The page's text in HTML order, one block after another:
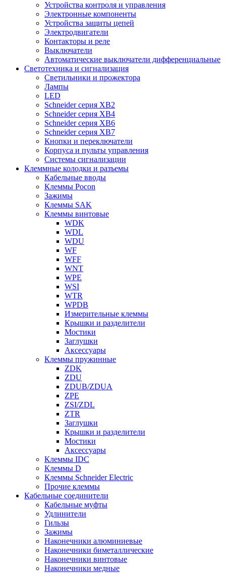
Устройства контроля и управления
Электронные компоненты
Устройства защиты цепей
Электродвигатели
Контакторы и реле
Выключатели
Автоматические выключатели дифференциальные
Светотехника и сигнализация
Светильники и прожектора
Лампы
LED
Schneider серия XB2
Schneider серия XB4
Schneider серия XB6
Schneider серия XB7
Кнопки и переключатели
Корпуса и пульты управления
Системы сигнализации
Клеммные колодки и разъемы
Кабельные вводы
Клеммы Pocon
Зажимы
Клеммы SAK
Клеммы винтовые
WDK
WDL
WDU
WF
WFF
WNT
WPE
WSI
WTR
WPDB
Измерительные клеммы
Крышки и разделители
Мостики
Заглушки
Аксессуары
Клеммы пружинные
ZDK
ZDU
ZDUB/ZDUA
ZPE
ZSI/ZDL
ZTR
Заглушки
Крышки и разделители
Мостики
Аксессуары
Клеммы IDC
Клеммы D
Клеммы Schneider Electric
Прочие клеммы
Кабельные соединители
Кабельные муфты
Удлинители
Гильзы
Зажимы
Наконечники алюминиевые
Наконечники биметаллические
Наконечники винтовые
Наконечники медные